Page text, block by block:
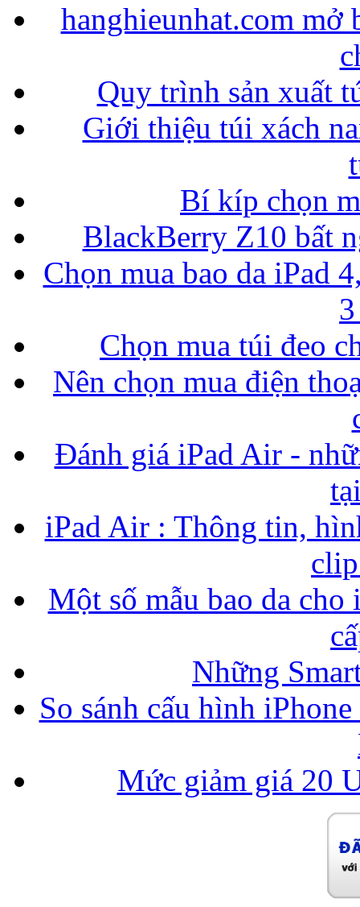
hanghieunhat.com mở
Quy trình sản xuất
Giới thiệu túi xách
Bí kíp chọn
BlackBerry Z10 bất
Chọn mua bao da iPad
Chọn mua túi đeo
Nên chọn mua điện
Đánh giá iPad Air -
iPad Air : Thông tin,
Một số mẫu bao da
Những
So sánh cấu hình
Mức giảm giá 20